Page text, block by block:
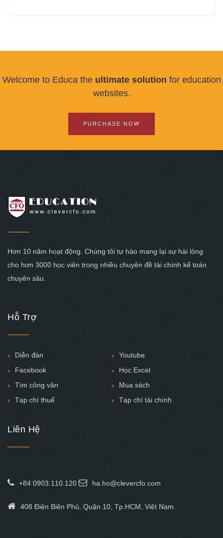
Welcome to Educa the ultimate solution for education
websites.
PURCHASE NOW
Hơn 10 năm hoạt động. Chúng tôi tự hào mang lại sự hài lòng
cho hơn 3000 học viên trong nhiều chuyên đề tài chính kế toán
chuyên sâu.
Hỗ Trợ
Diễn đàn
Youtube
Facebook
Học Excel
Tìm công văn
Mua sách
Tạp chí thuế
Tạp chí tài chính
Liên Hệ
+84 0903.110.120 ha.ho@clevercfo.com
408 Điện Biên Phủ, Quận 10, Tp.HCM, Việt Nam.